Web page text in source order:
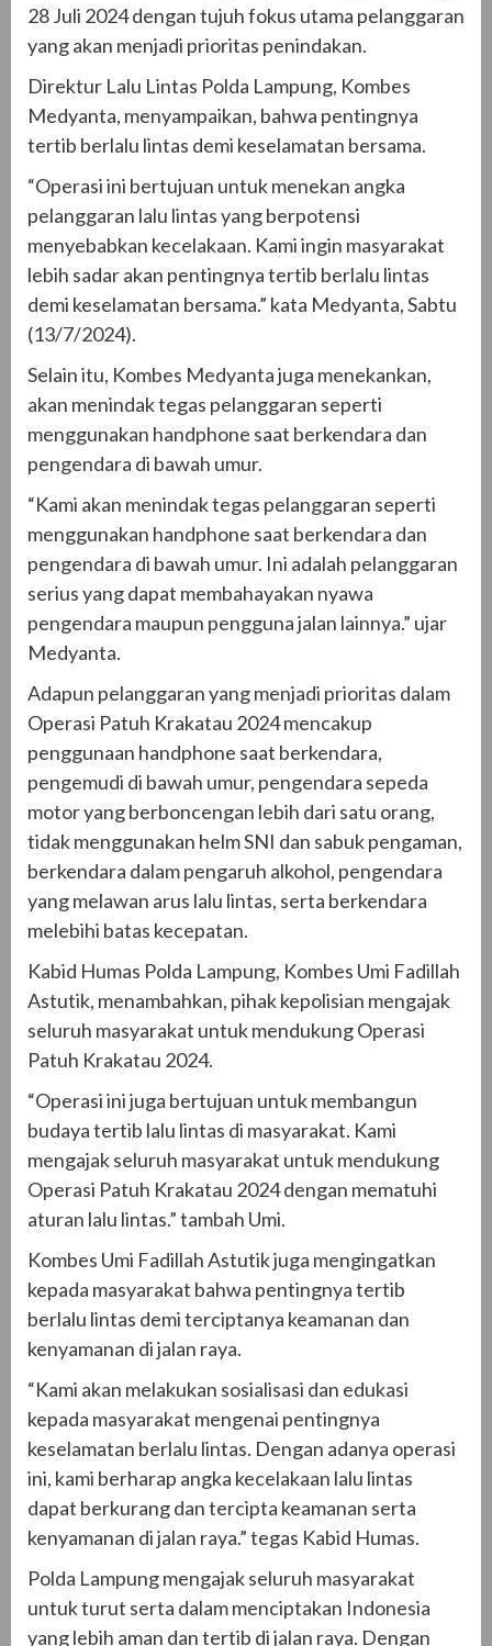
28 Juli 2024 dengan tujuh fokus utama pelanggaran
yang akan menjadi prioritas penindakan.
Direktur Lalu Lintas Polda Lampung, Kombes
Medyanta, menyampaikan, bahwa pentingnya
tertib berlalu lintas demi keselamatan bersama.
“Operasi ini bertujuan untuk menekan angka
pelanggaran lalu lintas yang berpotensi
menyebabkan kecelakaan. Kami ingin masyarakat
lebih sadar akan pentingnya tertib berlalu lintas
demi keselamatan bersama.” kata Medyanta, Sabtu
(13/7/2024).
Selain itu, Kombes Medyanta juga menekankan,
akan menindak tegas pelanggaran seperti
menggunakan handphone saat berkendara dan
pengendara di bawah umur.
“Kami akan menindak tegas pelanggaran seperti
menggunakan handphone saat berkendara dan
pengendara di bawah umur. Ini adalah pelanggaran
serius yang dapat membahayakan nyawa
pengendara maupun pengguna jalan lainnya.” ujar
Medyanta.
Adapun pelanggaran yang menjadi prioritas dalam
Operasi Patuh Krakatau 2024 mencakup
penggunaan handphone saat berkendara,
pengemudi di bawah umur, pengendara sepeda
motor yang berboncengan lebih dari satu orang,
tidak menggunakan helm SNI dan sabuk pengaman,
berkendara dalam pengaruh alkohol, pengendara
yang melawan arus lalu lintas, serta berkendara
melebihi batas kecepatan.
Kabid Humas Polda Lampung, Kombes Umi Fadillah
Astutik, menambahkan, pihak kepolisian mengajak
seluruh masyarakat untuk mendukung Operasi
Patuh Krakatau 2024.
“Operasi ini juga bertujuan untuk membangun
budaya tertib lalu lintas di masyarakat. Kami
mengajak seluruh masyarakat untuk mendukung
Operasi Patuh Krakatau 2024 dengan mematuhi
aturan lalu lintas.” tambah Umi.
Kombes Umi Fadillah Astutik juga mengingatkan
kepada masyarakat bahwa pentingnya tertib
berlalu lintas demi terciptanya keamanan dan
kenyamanan di jalan raya.
“Kami akan melakukan sosialisasi dan edukasi
kepada masyarakat mengenai pentingnya
keselamatan berlalu lintas. Dengan adanya operasi
ini, kami berharap angka kecelakaan lalu lintas
dapat berkurang dan tercipta keamanan serta
kenyamanan di jalan raya.” tegas Kabid Humas.
Polda Lampung mengajak seluruh masyarakat
untuk turut serta dalam menciptakan Indonesia
yang lebih aman dan tertib di jalan raya. Dengan